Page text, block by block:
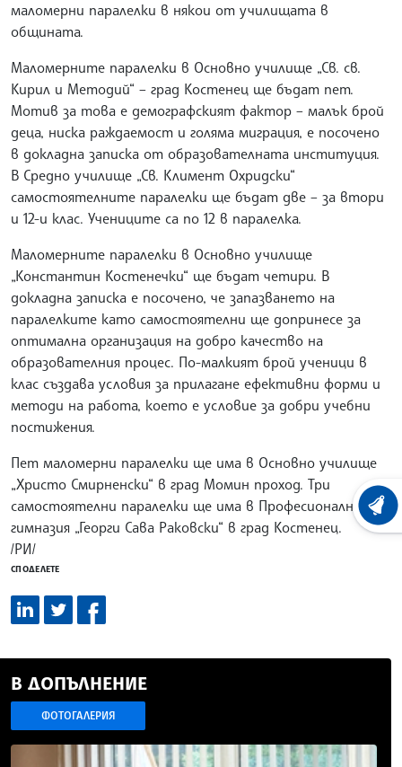
маломерни паралелки в някои от училищата в
общината.
Маломерните паралелки в Основно училище „Св. св.
Кирил и Методий“ – град Костенец ще бъдат пет.
Мотив за това е демографският фактор – малък брой
деца, ниска раждаемост и голяма миграция, е посочено
в докладна записка от образователната институция.
В Средно училище „Св. Климент Охридски“
самостоятелните паралелки ще бъдат две – за втори
и 12-и клас. Учениците са по 12 в паралелка.
Маломерните паралелки в Основно училище
„Константин Костенечки“ ще бъдат четири. В
докладна записка е посочено, че запазването на
паралелките като самостоятелни ще допринесе за
оптимална организация на добро качество на
образователния процес. По-малкият брой ученици в
клас създава условия за прилагане ефективни форми и
методи на работа, което е условие за добри учебни
постижения.
Пет маломерни паралелки ще има в Основно училище
„Христо Смирненски“ в град Момин проход. Три
самостоятелни паралелки ще има в Професионалната
гимназия „Георги Сава Раковски“ в град Костенец.
/РИ/
СПОДЕЛЕТЕ
В ДОПЪЛНЕНИЕ
ФОТОГАЛЕРИЯ